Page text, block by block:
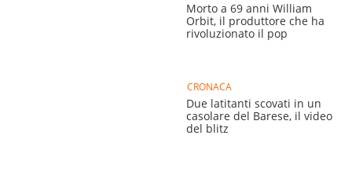
Morto a 69 anni William
Orbit, il produttore che ha
rivoluzionato il pop
CRONACA
Due latitanti scovati in un
casolare del Barese, il video
del blitz